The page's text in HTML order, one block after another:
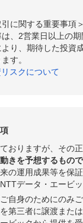
に関する重要事項
、2営業日以上の
り、期待した投
す。
スクについて
おりますが、その
きを予想するもの
の運用成果等を保
データ・エービ
自身のためにのみ
第三者に譲渡また